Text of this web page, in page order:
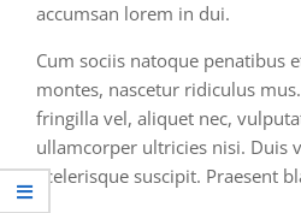
accumsan lorem in dui.
Cum sociis natoque penatibus
montes, nascetur ridiculus
fringilla vel, aliquet nec,
ullamcorper ultricies nisi. Duis
scelerisque suscipit. Praesent